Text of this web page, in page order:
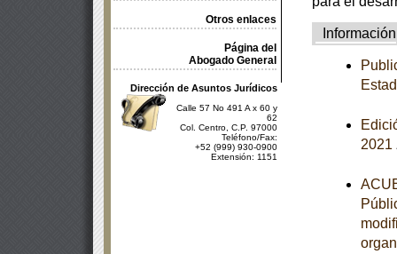
Otros enlaces
Página del
Abogado General
Dirección de Asuntos Jurídicos
Calle 57 No 491 A x 60 y
62
Col. Centro, C.P. 97000
Teléfono/Fax:
+52 (999) 930-0900
Extensión: 1151
Información
2021